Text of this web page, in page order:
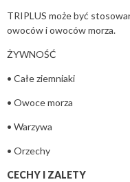
TRIPLUS może być
owoców i owoców morza.
ŻYWNOŚĆ
• Całe ziemniaki
• Owoce morza
• Warzywa
• Orzechy
CECHY I ZALETY